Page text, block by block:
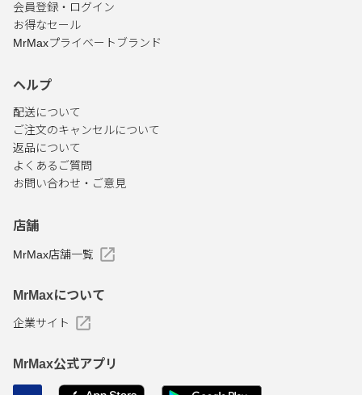
会員登録・ログイン
お得なセール
MrMaxプライベートブランド
ヘルプ
配送について
ご注文のキャンセルについて
返品について
よくあるご質問
お問い合わせ・ご意見
店舗
MrMax店舗一覧
MrMaxについて
企業サイト
MrMax公式アプリ